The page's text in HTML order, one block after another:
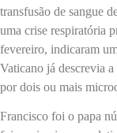
transfusão de sangue
uma crise respiratória
fevereiro, indicaram
Vaticano já descrevia
por dois ou mais
Francisco foi o papa